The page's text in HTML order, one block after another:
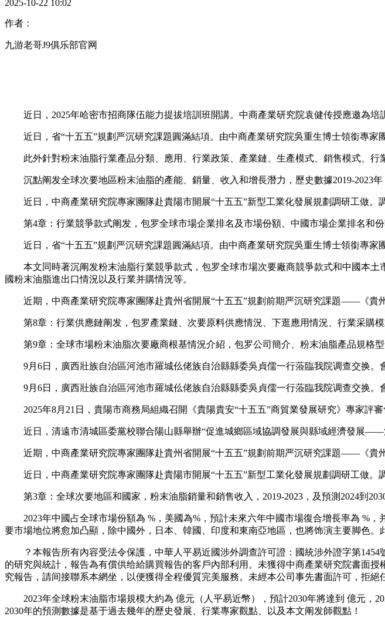
2025-10-22 10:02
作者：
九游老哥J9俱乐部官网
近日，2025年哈密市招商隊伍能力提拔培訓班開講。中商產業研究院袁健传授應邀為培
近日，省“十五五”規劃严沉研究課題圓滿結項。由中商產業研究院吳重生博士領銜專家
此外針對粉末油脂行業產品分類、應用、行業政策、產業鏈、生產模式、銷售模式、行
沉點阐发全球次要地區粉末油脂的產能、銷量、收入和增長潛力，歷史數據2019-2023年
近日，中商產業研究院專家團隊赴貴陽市開展“十五五”新型工業化發展規劃調研工做。
第4章：行業競爭款式阐发，包罗全球市場企業排名及市場份額、中國市場企業排名和份
近日，省“十五五”規劃严沉研究課題圓滿結項。由中商產業研究院吳重生博士領銜專家
本文同時著沉阐发粉末油脂行業競爭款式，包罗全球市場次要廠商競爭款式和中國本土
國粉末油脂進出口情況以及行業并購情況等。
近期，中商產業研究院專家團隊赴貴州省開展“十五五”規劃前期严沉研究課題——《貴州
第8章：行業供應鏈阐发，包罗產業鏈、次要原料供應情況、下逛應用情況、行業采購模
第9章：全球市場粉末油脂次要廠商根基情況介紹，包罗公司簡介、粉末油脂產品規格型
9月6日，廣西壯族自治區河池市羅城仫佬族自治縣縣委吳貞儒一行蒞臨我院调查交换。
9月6日，廣西壯族自治區河池市羅城仫佬族自治縣縣委吳貞儒一行蒞臨我院调查交换。
2025年8月21日，貴陽市商務局組織召開《貴陽貴安“十五五”商貿業發展研究》專家評審
近日，清遠市清城區委黨校聯合陽山縣舉辦“促進城鄉區域協調發展與縣域經濟發展——
近期，中商產業研究院專家團隊赴貴州省開展“十五五”規劃前期严沉研究課題——《貴州
近日，中商產業研究院專家團隊赴貴陽市開展“十五五”新型工業化發展規劃調研工做。
第3章：全球次要地區和國家，粉末油脂銷量和銷售收入，2019-2023，及預測2024到2030
2023年中國占全球市場份額為 %，美國為%，預計未來六年中國市場復合增長率為 %，
要市場地位將愈加凸顯，除中國外，日本、韓國、印度和東南亞地區，也將饰演主要脚色
？本報告所有內容受法令保護，中華人平易近國涉外調查許可證：國統涉外證字第1454
的研究與統計，報告為有償供给給購買報告的客戶內部利用。未獲得中商產業研究院書面
究報告，請间接聯系本網坐，以便獲得全程優質完美服務。未經本公司事先書面許可，拒
2023年全球粉末油脂市場規模大約為 億元（人平易近幣），預計2030年將達到 億元，
2030年的預測數據是基于過去幾年的歷史發展、行業專家觀點、以及本文阐发師觀點！